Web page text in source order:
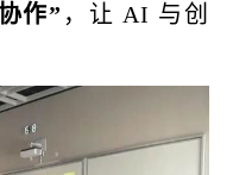
作” ，让 AI 与创